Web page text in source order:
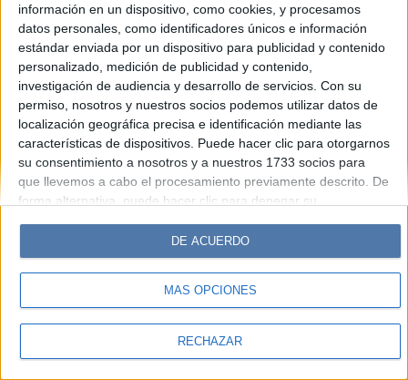
información en un dispositivo, como cookies, y procesamos
datos personales, como identificadores únicos e información
estándar enviada por un dispositivo para publicidad y contenido
personalizado, medición de publicidad y contenido,
investigación de audiencia y desarrollo de servicios. Con su
permiso, nosotros y nuestros socios podemos utilizar datos de
localización geográfica precisa e identificación mediante las
características de dispositivos. Puede hacer clic para otorgarnos
su consentimiento a nosotros y a nuestros 1733 socios para
que llevemos a cabo el procesamiento previamente descrito. De
forma alternativa, puede hacer clic para denegar su
cambiar sus preferencias antes de otorgar su consentimiento.
Tenga en cuenta que algún procesamiento de sus datos
personales puede no requerir de su consentimiento, pero usted
tiene el derecho de rechazar tal procesamiento. Sus
sus preferencias o retirar su consentimiento en cualquier
MÁS OPCIONES
RECHAZAR
DE ACUERDO
© Perfil.com 2006-2019 - Todos los derechos reservados
Registro de Propiedad Intelectual: Nro. 5346433